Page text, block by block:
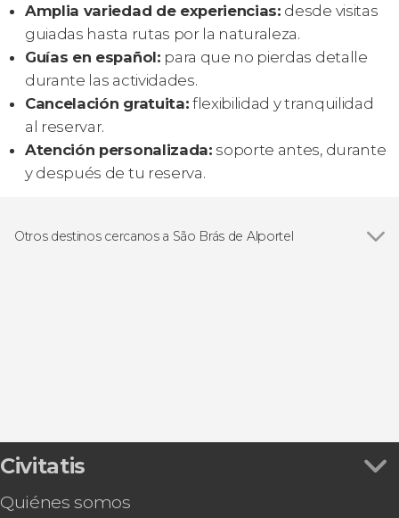
Amplia variedad de experiencias: desde visitas
guiadas hasta rutas por la naturaleza.
Guías en español: para que no pierdas detalle
durante las actividades.
Cancelación gratuita: flexibilidad y tranquilidad
al reservar.
Atención personalizada: soporte antes, durante
y después de tu reserva.
Otros destinos cercanos a São Brás de Alportel
Civitatis
Quiénes somos